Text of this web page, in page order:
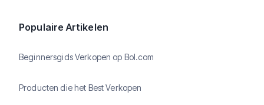
Populaire Artikelen
Beginnersgids Verkopen op Bol.com
Producten die het Best Verkopen